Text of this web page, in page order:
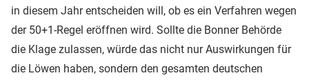
in diesem Jahr entscheiden will, ob es ein Verfahren wegen
der 50+1-Regel eröffnen wird. Sollte die Bonner Behörde
die Klage zulassen, würde das nicht nur Auswirkungen für
die Löwen haben, sondern den gesamten deutschen